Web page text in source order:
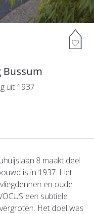
uit 1937
8 maakt deel
is in 1937. Het
en oude
een subtiele
Het doel was